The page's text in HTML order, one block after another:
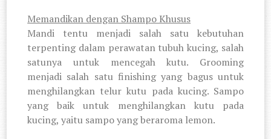
Memandikan dengan Shampo Khusus
Mandi tentu menjadi salah satu kebutuhan
terpenting dalam perawatan tubuh kucing, salah
satunya untuk mencegah kutu. Grooming
menjadi salah satu finishing yang bagus untuk
menghilangkan telur kutu pada kucing. Sampo
yang baik untuk menghilangkan kutu pada
kucing, yaitu sampo yang beraroma lemon.